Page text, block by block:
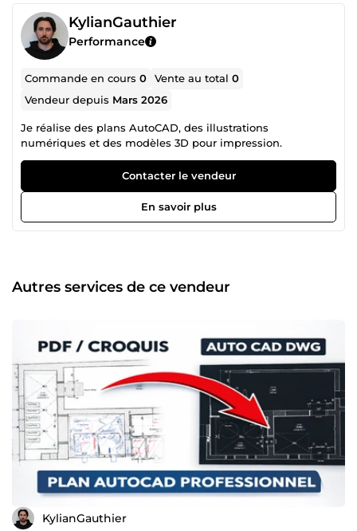
KylianGauthier
Performance
Commande en cours0 Vente au total0
Vendeur depuis Mars 2026
Je réalise des plans AutoCAD, des illustrations
numériques et des modèles 3D pour impression.
Contacter le vendeur
En savoir plus
Autres services de ce vendeur
KylianGauthier